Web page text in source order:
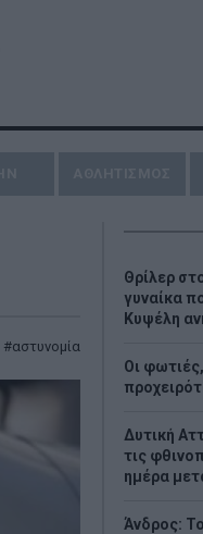
αστυνομία
Θρίλερ
γυναίκα
Κυψέλη
Οι
Δυτική
τις
ημέρα
Άνδρος: